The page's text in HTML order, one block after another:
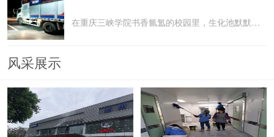
在重庆三峡学院书香氤氲的校园里，生化池默默承载着污水
风采展示